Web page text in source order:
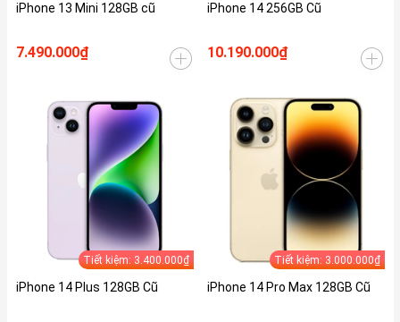
iPhone 13 Mini 128GB cũ
7.490.000₫
iPhone 14 256GB Cũ
10.190.000₫
Tiết kiệm: 3.400.000₫
iPhone 14 Plus 128GB Cũ
Tiết kiệm: 3.000.000₫
iPhone 14 Pro Max 128GB Cũ